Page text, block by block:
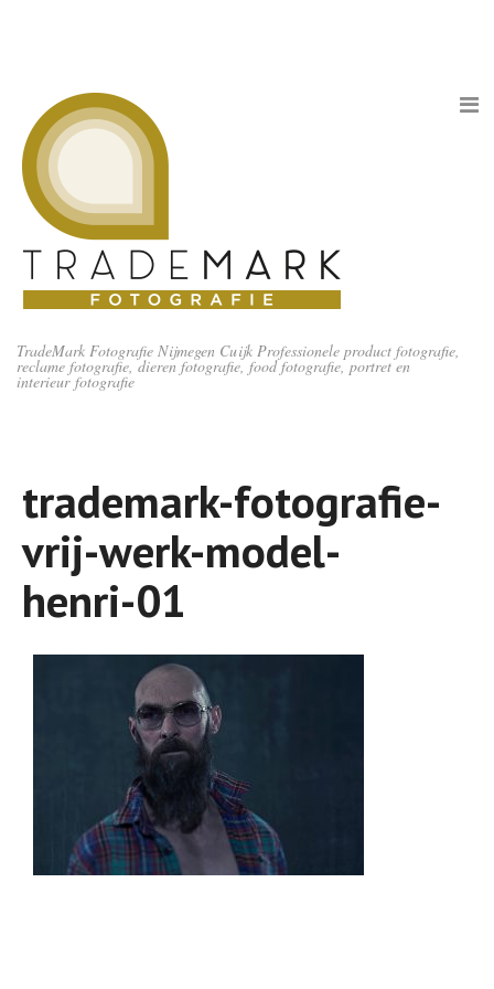
TradeMark Fotografie Nijmegen Cuijk Professionele product fotografie,
reclame fotografie, dieren fotografie, food fotografie, portret en
interieur fotografie
trademark-fotografie-
vrij-werk-model-
henri-01